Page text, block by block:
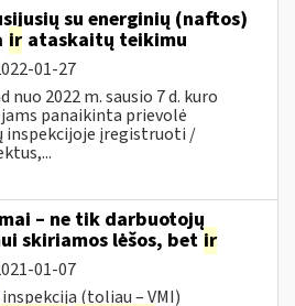
su energinių (naftos)
ir ataskaitų teikimu
01-27
2022 m. sausio 7 d. kuro
panaikinta prievolė
inspekcijoje įregistruoti /
– ne tik darbuotojų
skiriamos lėšos, bet ir
01-07
inspekcija (toliau – VMI)